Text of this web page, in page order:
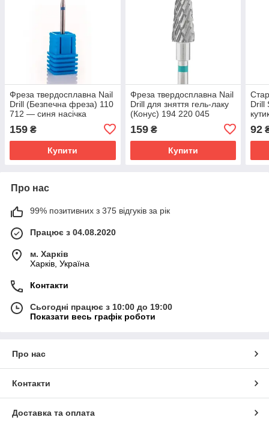
Фреза твердосплавна Nail
Drill (Безпечна фреза) 110
712 — синя насічка
159 ₴
Купити
Фреза твердосплавна Nail
Drill для зняття гель-лаку
(Конус) 194 220 045
159₴
Купити
Drill
92
Про нас
99% позитивних з 375 відгуків за рік
Працює з 04.08.2020
м. Харків
Харків, Україна
Контакти
Сьогодні працює з 10:00 до 19:00
Показати весь графік роботи
Про нас
Контакти
Доставка та оплата